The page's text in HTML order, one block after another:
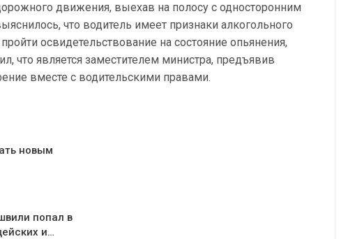
движения, выехав на полосу с односторонним
что водитель имеет признаки алкогольного
освидетельствование на состояние опьянения,
что является заместителем министра, предъявив
вместе с водительскими правами.
новым
попал в
и…